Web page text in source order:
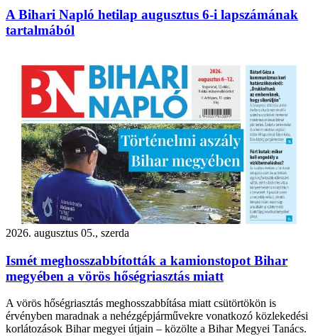
A Bihari Napló hetilap augusztus 6-i lapszámának
tartalmából
2026. augusztus 05., szerda
Ismét meghosszabbították a kamionstopot Bihar
megyében a vörös hőségriasztás miatt
A vörös hőségriasztás meghosszabbítása miatt csütörtökön is
érvényben maradnak a nehézgépjárművekre vonatkozó közlekedési
korlátozások Bihar megyei útjain – közölte a Bihar Megyei Tanács.